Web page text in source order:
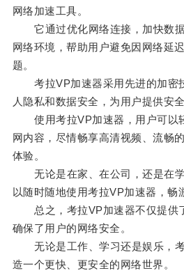
网络加速工具。
它通过优化网络连接，加快数据
网络环境，帮助用户避免因网络延
题。
考拉VP加速器采用先进的加密
人隐私和数据安全，为用户提供安
使用考拉VP加速器，用户可以
网内容，尽情畅享高清视频、流畅
体验。
无论是在家、在公司，还是在学
以随时随地使用考拉VP加速器，畅
总之，考拉VP加速器不仅提供
确保了用户的网络安全。
无论是工作、学习还是娱乐，考
造一个更快、更安全的网络世界。